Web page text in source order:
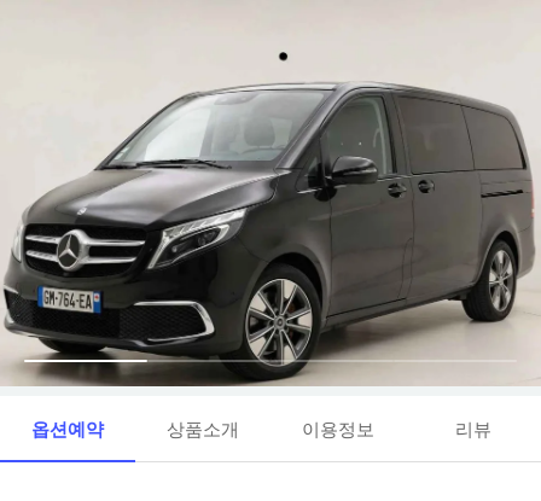
옵션예약 상품소개 이용정보 리뷰